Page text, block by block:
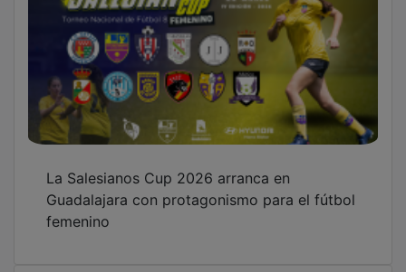
Guadalajara con protagonismo para el fútbol
femenino